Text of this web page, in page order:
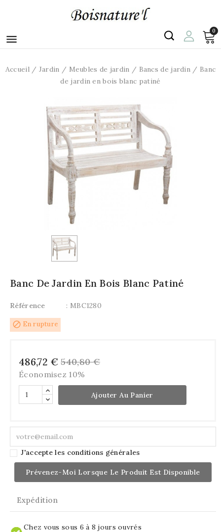

0
Accueil Jardin Meubles de jardin Bancs de jardin
Banc
de jardin en bois blanc patiné
Banc De Jardin En Bois Blanc Patiné
Référence : MBC1280
block En rupture
486,72 € 540,80 €
Économisez 10%
Ajouter Au Panier
J'accepte les conditions générales
Prévenez-Moi Lorsque Le Produit Est Disponible
Expédition
Chez vous sous 6 à 8 jours ouvrés